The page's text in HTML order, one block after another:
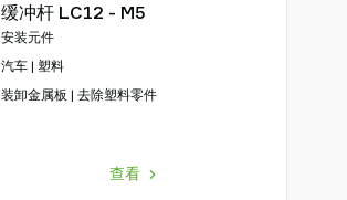
缓冲杆 LC12 - M5
安装元件
汽车 | 塑料
装卸金属板 | 去除塑料零件
查看